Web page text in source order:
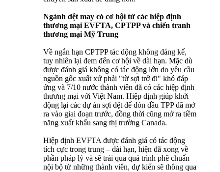
Ngành dệt may có cơ hội từ các hiệp định
thương mại EVFTA, CPTPP và chiến tranh
thương mại Mỹ Trung
Về ngắn hạn CPTPP tác động không đáng kể,
tuy nhiên lại đem đến cơ hội về dài hạn. Mặc dù
được đánh giá không có tác động lớn do yêu cầu
nguồn gốc xuất xứ phải "từ sợi trở đi" khó đáp
ứng và 7/10 nước thành viên đã có các hiệp định
thương mại với Việt Nam. Hiệp định giúp khởi
động lại các dự án sợi dệt để đón đầu TPP đã mở
ra vào giai đoạn trước, đồng thời cũng mở ra tiềm
năng xuất khẩu sang thị trường Canada.
Hiệp định EVFTA được đánh giá có tác động
tích cực trong trung – dài hạn, hiện đã xong về
phần pháp lý và sẽ trải qua quá trình phê chuẩn
nội bộ từ những thành viên, dự kiến sẽ thông qua